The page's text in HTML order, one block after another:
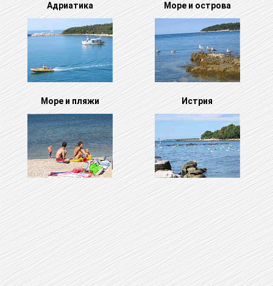
Адриатика Море и острова
Море и пляжи Истрия